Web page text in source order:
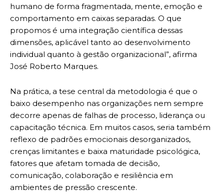
humano de forma fragmentada, mente, emoção e
comportamento em caixas separadas. O que
propomos é uma integração científica dessas
dimensões, aplicável tanto ao desenvolvimento
individual quanto à gestão organizacional”, afirma
José Roberto Marques.
Na prática, a tese central da metodologia é que o
baixo desempenho nas organizações nem sempre
decorre apenas de falhas de processo, liderança ou
capacitação técnica. Em muitos casos, seria também
reflexo de padrões emocionais desorganizados,
crenças limitantes e baixa maturidade psicológica,
fatores que afetam tomada de decisão,
comunicação, colaboração e resiliência em
ambientes de pressão crescente.